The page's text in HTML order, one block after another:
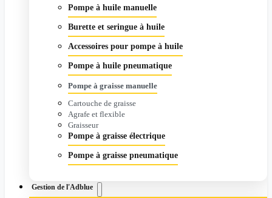
Pompe à huile manuelle
Burette et seringue à huile
Accessoires pour pompe à huile
Pompe à huile pneumatique
Pompe à graisse manuelle
Cartouche de graisse
Agrafe et flexible
Graisseur
Pompe à graisse électrique
Pompe à graisse pneumatique
Gestion de l'Adblue